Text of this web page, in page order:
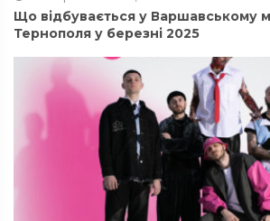
Що відбувається у Варшавському
Тернополя у березні 2025